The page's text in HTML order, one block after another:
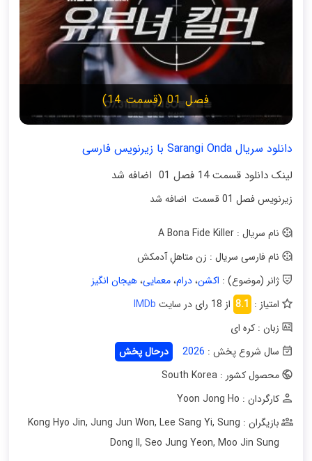
فصل 01 (قسمت 14)
دانلود سریال Sarangi Onda با زیرنویس فارسی
لینک دانلود قسمت 14 فصل 01 اضافه شد
زیرنویس فصل 01 قسمت اضافه شد
نام سریال : A Bona Fide Killer
نام فارسی سریال : زن متاهلِ آدمکش
ژانر (موضوع) : اکشن،درام،معمایی،هیجان انگیز
امتیاز : 8.1 از 18 رای در سایت
IMDb
زبان : کره ای
سال شروع پخش : 2026
درحال پخش
محصول کشور : South Korea
کارگردان : Yoon Jong Ho
بازیگران : Kong Hyo Jin
, Jung Jun Won, Lee Sang Yi, Sung
Dong Il, Seo Jung Yeon, Moo Jin Sung